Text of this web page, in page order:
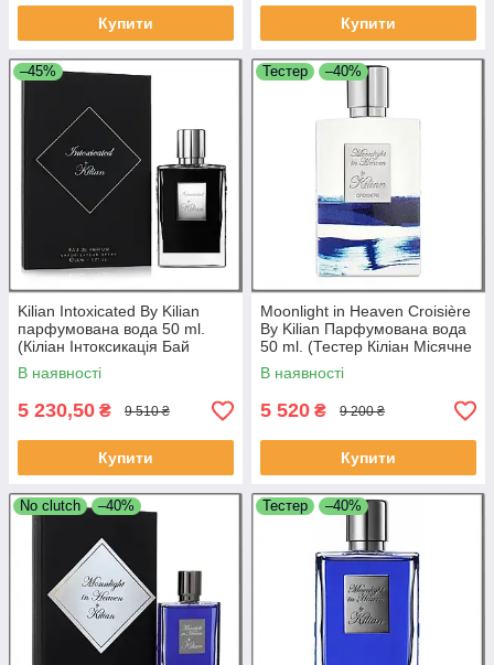
Купити Купити
–45%
Kilian Intoxicated By Kilian
парфумована вода 50 ml.
(Кіліан Інтоксикація Бай
Кіліан). No clutch.
В наявності
5 230,50 ₴ 9 510 ₴
Купити
Тестер –40%
Moonlight in Heaven Croisière
By Kilian Парфумована вода
50 ml. (Тестер Кіліан Місячне
світло на небесах)
В наявності
5 520 ₴ 9 200 ₴
Купити
No clutch –40% Тестер –40%